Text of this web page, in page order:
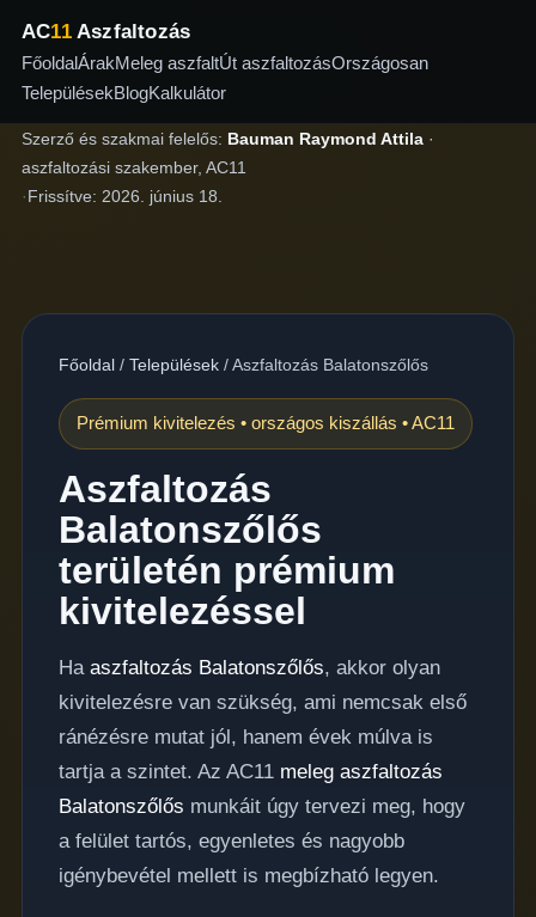
AC11Aszfaltozás
FőoldalÁrakMeleg aszfaltÚt aszfaltozásOrszágosan
TelepülésekBlogKalkulátor
Szerző és szakmai felelős: Bauman Raymond Attila·
aszfaltozási szakember, AC11
·Frissítve: 2026. június 18.
Főoldal/ Települések/Aszfaltozás Balatonszőlős
Prémium kivitelezés • országos kiszállás • AC11
Aszfaltozás
Balatonszőlős
területén prémium
kivitelezéssel
Ha aszfaltozás Balatonszőlős, akkor olyan
kivitelezésre van szükség, ami nemcsak első
ránézésre mutat jól, hanem évek múlva is
tartja a szintet. Az AC11 meleg aszfaltozás
Balatonszőlős munkáit úgy tervezi meg, hogy
a felület tartós, egyenletes és nagyobb
igénybevétel mellett is megbízható legyen.